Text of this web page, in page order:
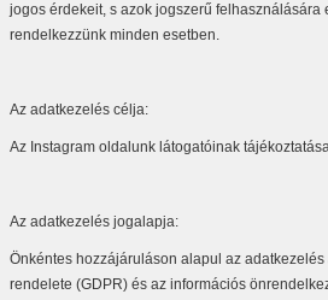
jogos érdekeit, s azok jogszerű felhasználására
rendelkezzünk minden esetben.
Az adatkezelés célja:
Az Instagram oldalunk látogatóinak
Az adatkezelés jogalapja:
Önkéntes hozzájáruláson alapul az
rendelete (GDPR) és az információs